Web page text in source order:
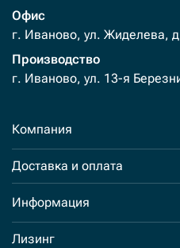
Офис
г. Иваново, ул. Жиделева,
Производство
г. Иваново, ул. 13-я
Компания
Доставка и оплата
Информация
Лизинг